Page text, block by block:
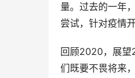
量。过去的一年
尝试，针对疫情
回顾2020，展望
们既要不畏将来